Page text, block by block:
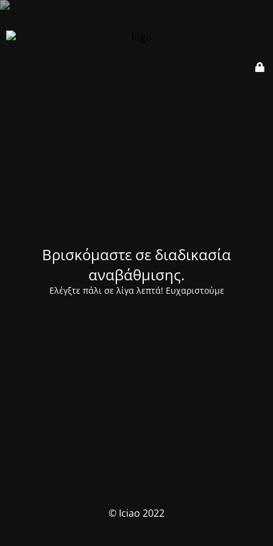
Βρισκόμαστε σε διαδικασία
αναβάθμισης.
Ελέγξτε πάλι σε λίγα λεπτά! Ευχαριστούμε
© Iciao 2022